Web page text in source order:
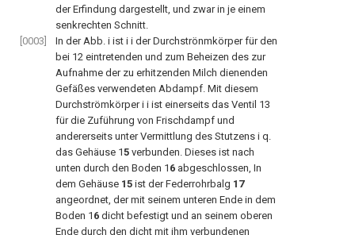
der Erfindung dargestellt, und zwar in je einem
senkrechten Schnitt.
[0003]
In der Abb. i ist i i der Durchströnmkörper für den
bei 12 eintretenden und zum Beheizen des zur
Aufnahme der zu erhitzenden Milch dienenden
Gefäßes verwendeten Abdampf. Mit diesem
Durchströmkörper i i ist einerseits das Ventil 13
für die Zuführung von Frischdampf und
andererseits unter Vermittlung des Stutzens i q.
das Gehäuse 15 verbunden. Dieses ist nach
unten durch den Boden 1 6 abgeschlossen, In
dem Gehäuse 15 ist der Federrohrbalg 17
angeordnet, der mit seinem unteren Ende in dem
Boden 1 6 dicht befestigt und an seinem oberen
Ende durch den dicht mit ihm verbundenen